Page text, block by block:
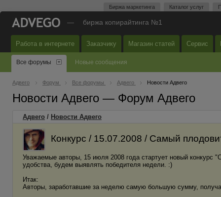
Биржа маркетинга Каталог услуг
— биржа копирайтинга №1
Работа в интернете Заказчику Магазин статей Сервис
Все форумы Новые сообщения
Адвего Форум Все форумы Адвего Новости Адвего
Новости Адвего — Форум Адвего
Адвего / Новости Адвего
Конкурс / 15.07.2008 / Самый
Уважаемые авторы, 15 июля 2008 года стартует новый конкурс
удобства, будем выявлять победителя недели. :)
Итак:
Авторы, заработавшие за неделю самую большую сумму,